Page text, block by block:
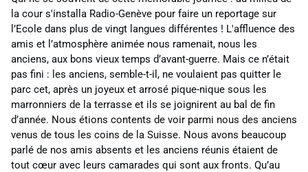
la cour s'installa Radio-Genève pour faire un reportage sur
l’Ecole dans plus de vingt langues différentes ! L'affluence des
amis et l’atmosphère animée nous ramenait, nous les
anciens, aux bons vieux temps d’avant-guerre. Mais ce n’était
pas fini : les anciens, semble-t-il, ne voulaient pas quitter le
parc cet, après un joyeux et arrosé pique-nique sous les
marronniers de la terrasse et ils se joignirent au bal de fin
d’année. Nous étions contents de voir parmi nous des anciens
venus de tous les coins de la Suisse. Nous avons beaucoup
parlé de nos amis absents et les anciens réunis étaient de
tout cœur avec leurs camarades qui sont aux fronts. Qu’au